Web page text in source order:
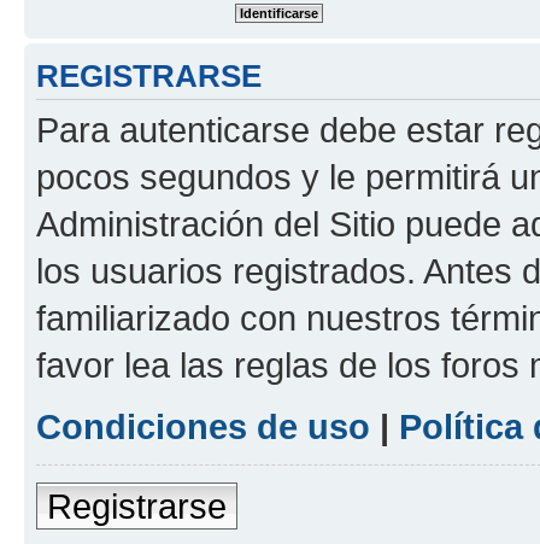
REGISTRARSE
Para autenticarse debe estar
pocos segundos y le permitirá
Administración del Sitio puede
los usuarios registrados. Antes
familiarizado con nuestros
favor lea las reglas de los foros
Condiciones de uso | Política
Registrarse